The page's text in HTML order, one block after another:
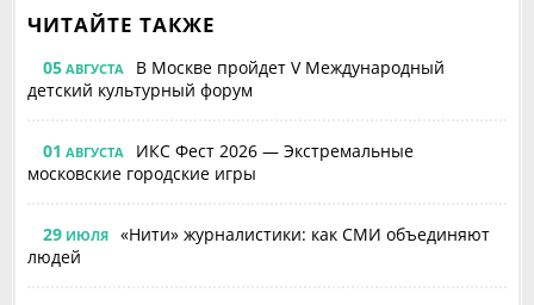
ЧИТАЙТЕ ТАКЖЕ
05 АВГУСТА
В Москве пройдет V Международный
детский культурный форум
01 АВГУСТА
ИКС Фест 2026 — Экстремальные
московские городские игры
29 ИЮЛЯ
«Нити» журналистики: как СМИ объединяют
людей